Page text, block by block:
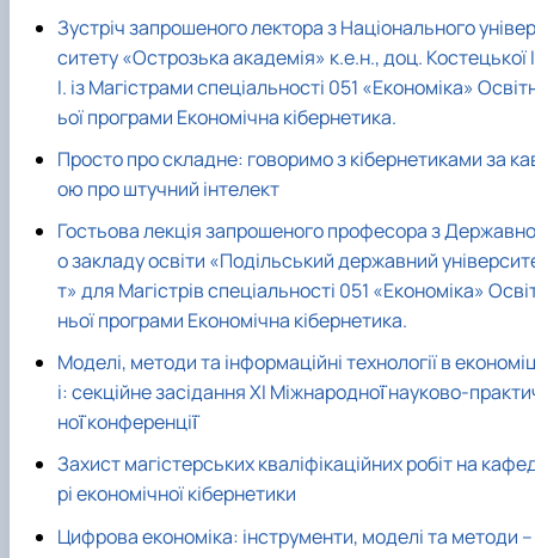
Зустріч запрошеного лектора з Національного універ
ситету «Острозька академія» к.е.н., доц. Костецької
І. із Магістрами спеціальності 051 «Економіка»
ьої програми Економічна кібернетика.
Просто про складне: говоримо з кібернетиками за
ою про штучний інтелект
Гостьова лекція запрошеного професора з
о закладу освіти «Подільський державний
т» для Магістрів спеціальності 051 «Економіка»
ньої програми Економічна кібернетика.
Моделі, методи та інформаційні технології в
і: секційне засідання XI Міжнародної̈ науково-
ної̈ конференції̈
Захист магістерських кваліфікаційних робіт на
рі економічної кібернетики
Цифрова економіка: інструменти, моделі та методи –